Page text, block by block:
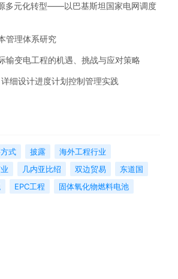
多元化转型——以巴基斯坦国家电网调度
管理体系研究
输变电工程的机遇、挑战与应对策略
细设计进度计划控制管理实践
式 披露
海外工程行业
几内亚比绍 双边贸易
东道国
EPC工程
固体氧化物燃料电池